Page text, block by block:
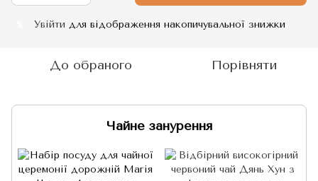
Увійти для відображення накопичувальної знижки
До обраного Порівняти
Чайне занурення